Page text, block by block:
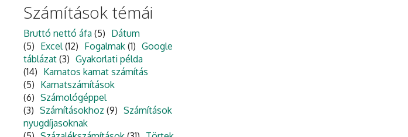
Számítások témái
Bruttó nettó áfa (5) Dátum
(5) Excel(12) Fogalmak (1) Google
táblázat (3) Gyakorlati példa
(14) Kamatos kamat számítás
(5) Kamatszámítások
(6) Számológéppel
(3) Számításokhoz (9) Számítások
nyugdíjasoknak